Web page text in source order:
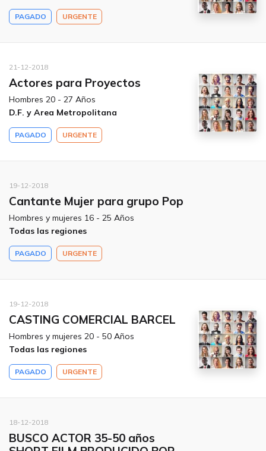
PAGADO URGENTE
21-12-2018
Actores para Proyectos
Hombres 20 - 27 Años
D.F. y Area Metropolitana
PAGADO URGENTE
19-12-2018
Cantante Mujer para grupo Pop
Hombres y mujeres 16 - 25 Años
Todas las regiones
PAGADO URGENTE
19-12-2018
CASTING COMERCIAL BARCEL
Hombres y mujeres 20 - 50 Años
Todas las regiones
PAGADO URGENTE
18-12-2018
BUSCO ACTOR 35-50 años